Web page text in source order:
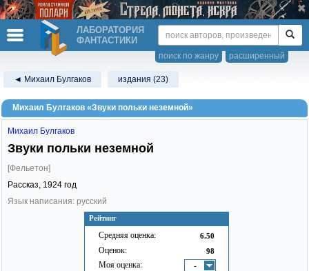
ЛАБОРАТОРИЯ
ФАНТАСТИКИ
расширенный
поиск по жанру
◄ Михаил Булгаков издания (23)
Михаил Булгаков «Звуки польки неземной»
Рейтинг
Средняя оценка: 6.50
Оценок: 98
Моя оценка: -
Михаил Булгаков
Звуки польки неземной
[Фельетон]
Рассказ, 1924 год
Язык написания: русский